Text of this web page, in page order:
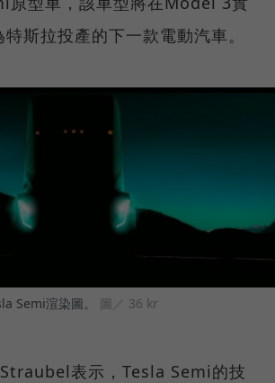
斯拉投產的下一款電動汽車。
Semi渲染圖。 圖／ 36 kr
表示，Tesla Semi的技